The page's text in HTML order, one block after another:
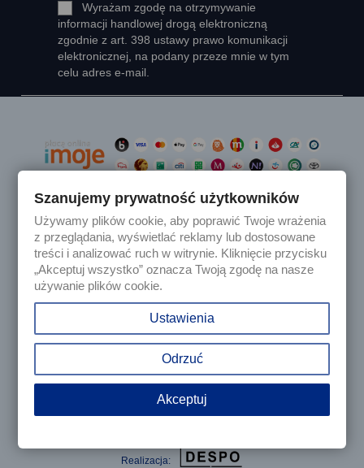
Wyrażam zgodę na otrzymywanie
informacji handlowej drogą elektroniczną
zgodnie z art. 398 ustawy prawo komunikacji
elektronicznej, na podany przeze mnie w tym
celu adres e-mail.
Produkty 
Nasza firma 
© 2025 - Sklep internetowy Tomczesci.pl. Wszelkie prawa
Realizacja:
Szanujemy prywatność użytkowników
Używamy plików cookie, aby poprawić Twoje wrażenia
z przeglądania, wyświetlać reklamy lub dostosowane
treści i analizować ruch w witrynie. Kliknięcie przycisku
„Akceptuj wszystko” oznacza Twoją zgodę na nasze
używanie plików cookie.
Ustawienia
Odrzuć
Akceptuj